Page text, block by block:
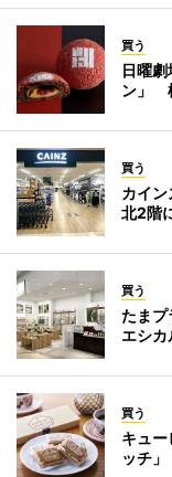
買う
日曜
ン」
買う
カイ
北2階
買う
たま
エシカ
買う
キュ
ッチ」